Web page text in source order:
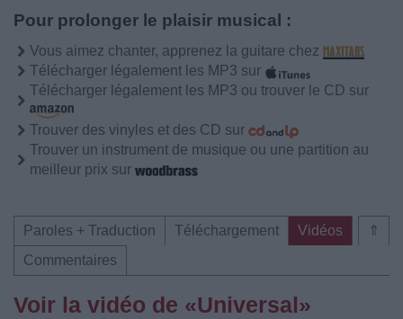
Pour prolonger le plaisir musical :
Vous aimez chanter, apprenez la guitare chez
Télécharger légalement les MP3 sur
Télécharger légalement les MP3 ou trouver le CD sur
Trouver des vinyles et des CD sur
Trouver un instrument de musique ou une partition au
meilleur prix sur
⇑
Paroles + Traduction Téléchargement
Vidéos
Commentaires
Voir la vidéo de «Universal»